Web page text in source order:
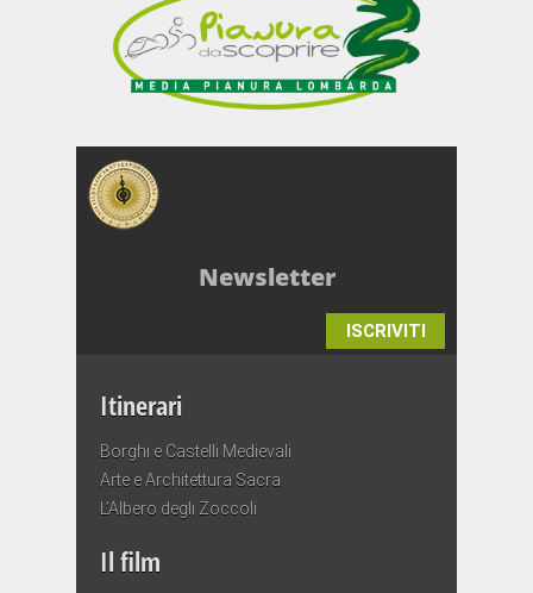
Newsletter
ISCRIVITI
Itinerari
Borghi e Castelli Medievali
Arte e Architettura Sacra
L’Albero degli Zoccoli
Il film